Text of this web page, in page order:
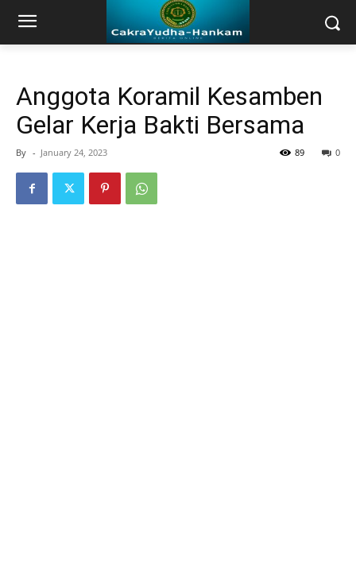
Anggota Koramil Kesamben
Gelar Kerja Bakti Bersama
By - January 24, 2023 0
89